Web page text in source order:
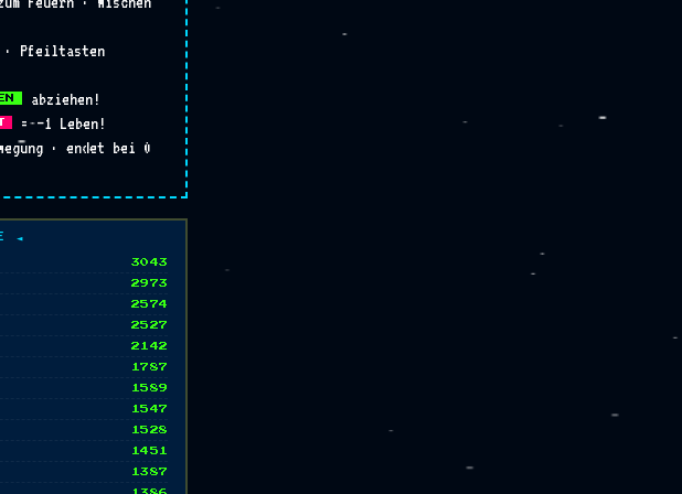
· Pfeiltasten
abziehen!
= –1 Leben!
· endet bei 0
◄
3043
2973
2574
2527
2142
1787
1589
1547
1528
1451
1387
in
ANFRAGEN
ANFRAGEN